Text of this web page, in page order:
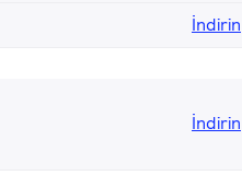
İndirin
İndirin